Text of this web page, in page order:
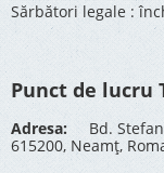
Sărbători legale :
Punct de lucru
Adresa: Bd. Stefan
615200, Neamț,